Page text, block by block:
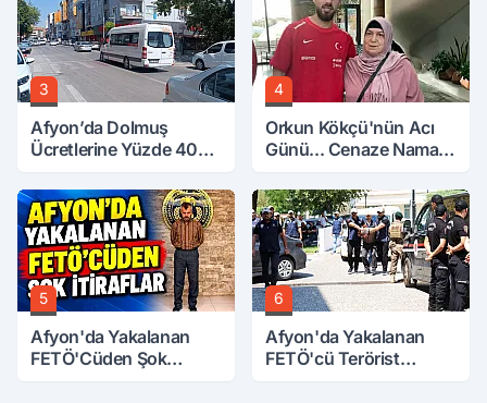
3
Afyon’da Dolmuş
Ücretlerine Yüzde 40
4
Orkun Kökçü'nün Acı
Günü... Cenaze Namazı
5
Afyon'da Yakalanan
FETÖ'Cüden Şok
6
Afyon'da Yakalanan
FETÖ'cü Terörist